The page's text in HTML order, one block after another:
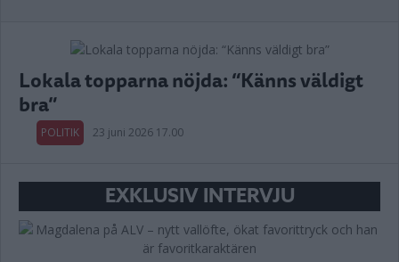
Lokala topparna nöjda: “Känns väldigt
bra”
POLITIK 23 juni 2026 17.00
EXKLUSIV INTERVJU